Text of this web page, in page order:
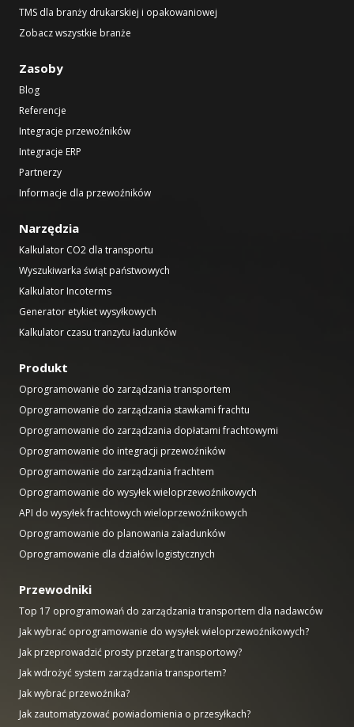
TMS dla branży drukarskiej i opakowaniowej
Zobacz wszystkie branże
Zasoby
Blog
Referencje
Integracje przewoźników
Integracje ERP
Partnerzy
Informacje dla przewoźników
Narzędzia
Kalkulator CO2 dla transportu
Wyszukiwarka świąt państwowych
Kalkulator Incoterms
Generator etykiet wysyłkowych
Kalkulator czasu tranzytu ładunków
Produkt
Oprogramowanie do zarządzania transportem
Oprogramowanie do zarządzania stawkami frachtu
Oprogramowanie do zarządzania dopłatami frachtowymi
Oprogramowanie do integracji przewoźników
Oprogramowanie do zarządzania frachtem
Oprogramowanie do wysyłek wieloprzewoźnikowych
API do wysyłek frachtowych wieloprzewoźnikowych
Oprogramowanie do planowania załadunków
Oprogramowanie dla działów logistycznych
Przewodniki
Top 17 oprogramowań do zarządzania transportem dla nadawców
Jak wybrać oprogramowanie do wysyłek wieloprzewoźnikowych?
Jak przeprowadzić prosty przetarg transportowy?
Jak wdrożyć system zarządzania transportem?
Jak wybrać przewoźnika?
Jak zautomatyzować powiadomienia o przesyłkach?